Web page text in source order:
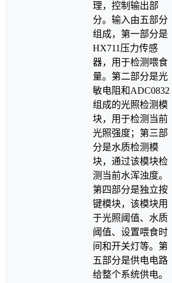
理，控制输出部
分。输入由五部分
组成，第一部分是
HX711压力传感
器，用于检测喂食
量。第二部分是光
敏电阻和ADC0832
组成的光照检测模
块，用于检测当前
光照强度；第三部
分是水质检测模
块，通过该模块检
测当前水浑浊度。
第四部分是独立按
键模块，该模块用
于光照阈值、水质
阈值、设置喂食时
间和开关灯等。第
五部分是供电电路
给整个系统供电。